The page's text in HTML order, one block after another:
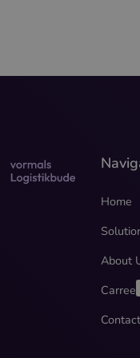
Home
About
Carreer
Contact